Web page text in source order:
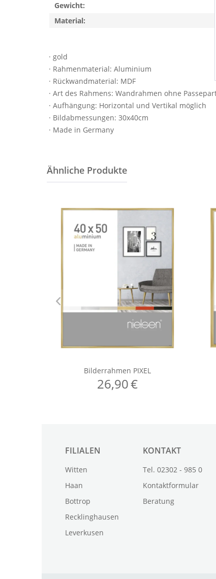
· gold
· Rahmenmaterial: Aluminium
· Rückwandmaterial: MDF
· Art des Rahmens: Wandrahmen ohne
· Aufhängung: Horizontal und Vertikal möglich
· Bildabmessungen: 30x40cm
· Made in Germany
Gewicht:
Material:
FILIALEN
Witten
Haan
Bottrop
Recklinghausen
Leverkusen
KONTAKT
Tel. 02302 - 985 0
Kontaktformular
Beratung